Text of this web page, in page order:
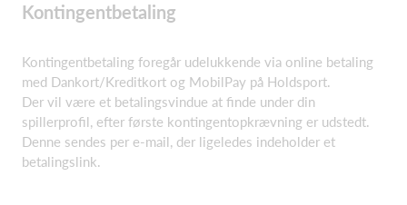
Kontingentbetaling
Kontingentbetaling foregår udelukkende via online betaling
med Dankort/Kreditkort og MobilPay på Holdsport.
Der vil være et betalingsvindue at finde under din
spillerprofil, efter første kontingentopkrævning er udstedt.
Denne sendes per e-mail, der ligeledes indeholder et
betalingslink.